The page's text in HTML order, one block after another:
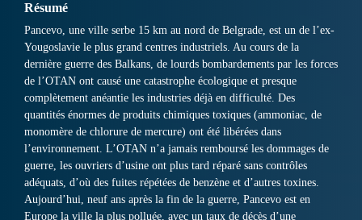
Résumé
Pancevo, une ville serbe 15 km au nord de Belgrade, est un de l’ex-
Yougoslavie le plus grand centres industriels. Au cours de la
dernière guerre des Balkans, de lourds bombardements par les forces
de l’OTAN ont causé une catastrophe écologique et presque
complètement anéantie les industries déjà en difficulté. Des
quantités énormes de produits chimiques toxiques (ammoniac, de
monomère de chlorure de mercure) ont été libérées dans
l’environnement. L’OTAN n’a jamais remboursé les dommages de
guerre, les ouvriers d’usine ont plus tard réparé sans contrôles
adéquats, d’où des fuites répétées de benzène et d’autres toxines.
Aujourd’hui, neuf ans après la fin de la guerre, Pancevo est en
Europe la ville la plus polluée, avec un taux de décès d’une